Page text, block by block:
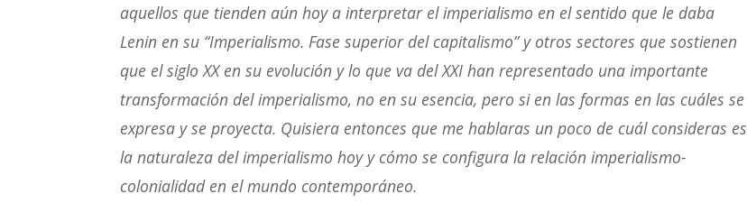
aquellos que tienden aún hoy a interpretar el imperialismo en el sentido que le daba
Lenin en su “Imperialismo. Fase superior del capitalismo” y otros sectores que sostienen
que el siglo XX en su evolución y lo que va del XXI han representado una importante
transformación del imperialismo, no en su esencia, pero si en las formas en las cuáles se
expresa y se proyecta. Quisiera entonces que me hablaras un poco de cuál consideras es
la naturaleza del imperialismo hoy y cómo se configura la relación imperialismo-
colonialidad en el mundo contemporáneo.